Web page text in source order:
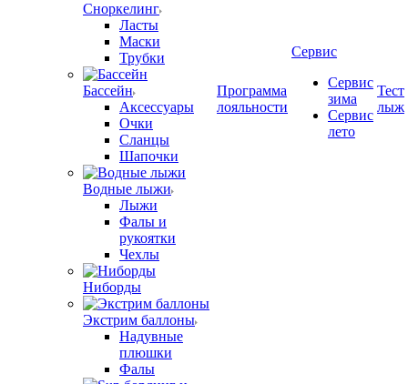
Сноркелинг
Ласты
Маски
Трубки
Бассейн
Аксессуары
Очки
Сланцы
Шапочки
Водные лыжи
Лыжи
Фалы и
рукоятки
Чехлы
Ниборды
Экстрим баллоны
Надувные
плюшки
Фалы
Программа
лояльности
Сервис
Сервис
зима
Сервис
лето
Тест
лыж